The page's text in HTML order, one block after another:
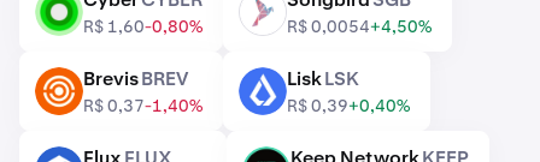
CYBER
R$ 1,60-0,80%
SGB
R$ 0,0054+4,50%
BREV BrevisBREV
R$ 0,37-1,40%
LSK LiskLSK
R$ 0,39+0,40%